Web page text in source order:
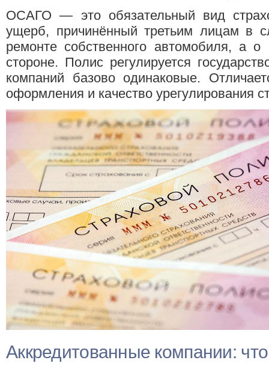
ОСАГО — это обязательный вид
ущерб, причинённый третьим лицам в
ремонте собственного автомобиля, а о
стороне. Полис регулируется
компаний базово одинаковые.
оформления и качество урегулирования
Аккредитованные компании: что